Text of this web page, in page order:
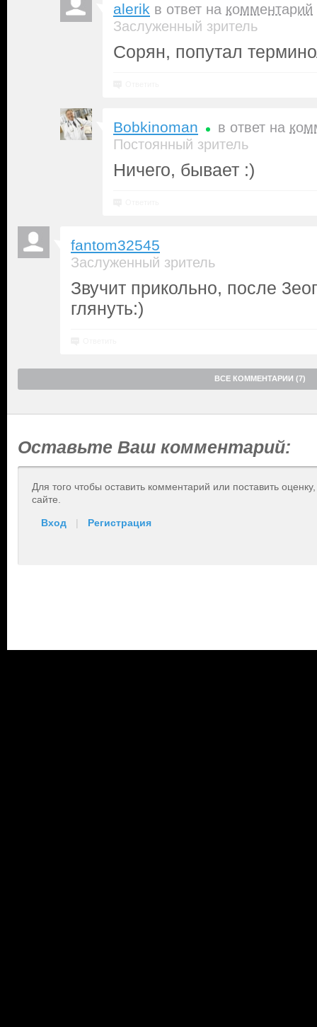
alerik в ответ на комментарий
Заслуженный зритель
Сорян, попутал
Bobkinoman в ответ на
Постоянный зритель
Ничего, бывает :)
fantom32545
Заслуженный зритель
Звучит прикольно, после
глянуть:)
ВСЕ КОММЕНТАРИИ (7)
Оставьте Ваш комментарий:
Для того чтобы оставить комментарий или поставить
сайте.
Вход | Регистрация